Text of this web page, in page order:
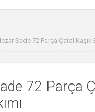
Sade 72 Parça Çatal Kaşık
72 Parça